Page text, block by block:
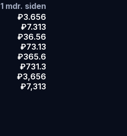
1 mdr. siden
₽3.656
₽7.313
₽36.56
₽73.13
₽365.6
₽731.3
₽3,656
₽7,313